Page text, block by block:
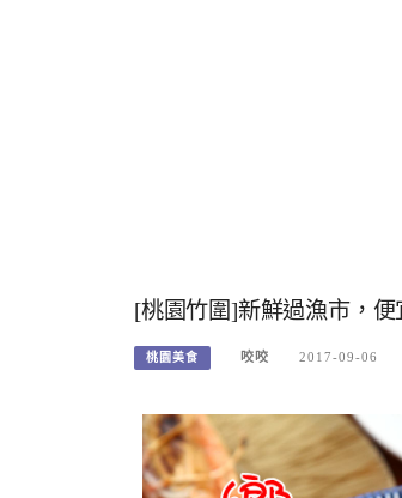
[桃園竹圍]新鮮過漁市，
桃園美食 咬咬 2017-09-06